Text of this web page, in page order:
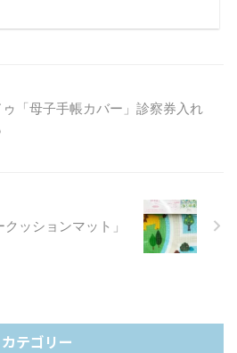
「母子手帳カバー」診察券入れ
ッションマット」
カテゴリー